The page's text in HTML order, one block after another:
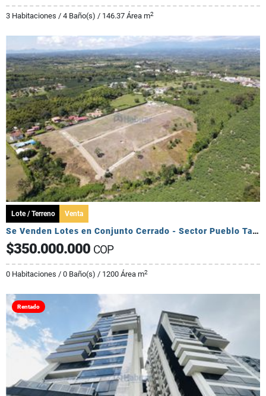
3 Habitaciones / 4 Baño(s) / 146.37 Área m2
Lote / Terreno Venta
Se Venden Lotes en Conjunto Cerrado - Sector Pueblo Tapado
$350.000.000 COP
0 Habitaciones / 0 Baño(s) / 1200 Área m2
Rentado